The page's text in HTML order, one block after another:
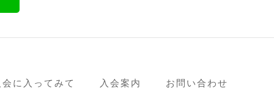
に入ってみて 入会案内 お問い合わせ